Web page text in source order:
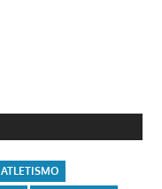
ATLETISMO